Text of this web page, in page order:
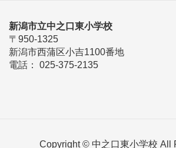
新潟市立中之口東小学校
〒950-1325
新潟市西蒲区小吉1100番地
電話： 025-375-2135
Copyright © 中之口東小学校 All